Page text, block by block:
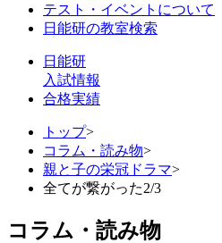
テスト・イベントについて
日能研の教室検索
日能研
入試情報
合格実績
トップ>
コラム・読み物>
親と子の栄冠ドラマ>
全てが繋がった2/3
コラム・読み物